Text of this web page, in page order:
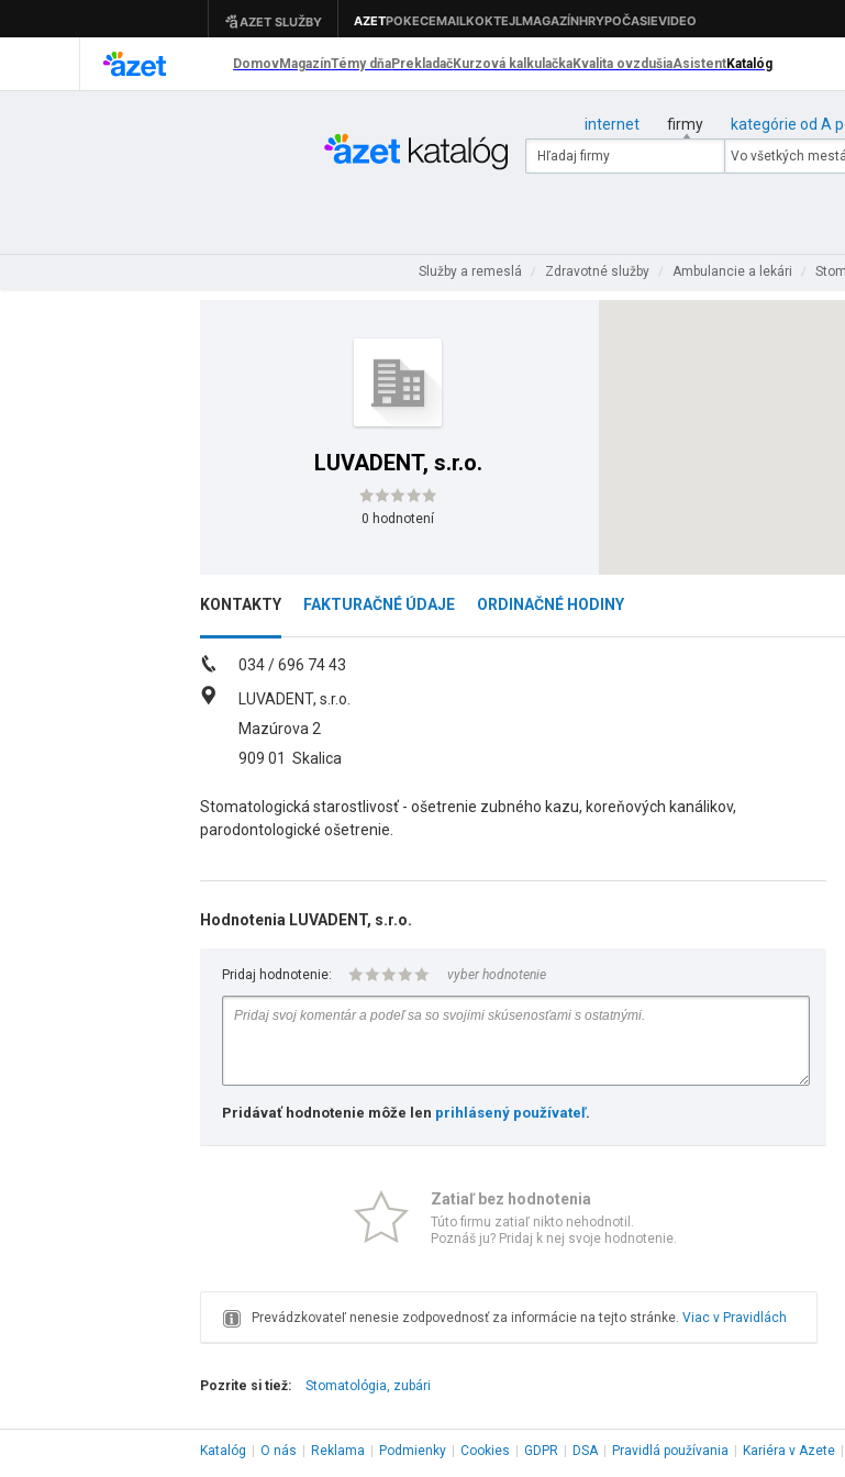
internet firmy kategórie od A
Služby a remeslá / Zdravotné služby / Ambulancie a lekári /
LUVADENT, s.r.o.
0 hodnotení
KONTAKTY FAKTURAČNÉ ÚDAJE ORDINAČNÉ HODINY
034 / 696 74 43
LUVADENT, s.r.o.
Mazúrova 2
909 01 Skalica
Stomatologická starostlivosť - ošetrenie zubného kazu, koreňových kanálikov,
parodontologické ošetrenie.
Hodnotenia LUVADENT, s.r.o.
Pridaj hodnotenie: vyber hodnotenie
Pridávať hodnotenie môže len prihlásený používateľ.
Zatiaľ bez hodnotenia
Túto firmu zatiaľ nikto nehodnotil.
Poznáš ju? Pridaj k nej svoje hodnotenie.
Prevádzkovateľ nenesie zodpovednosť za informácie na tejto stránke. Viac v Pravidlách
Pozrite si tiež: Stomatológia, zubári
Katalóg O nás Reklama Podmienky Cookies GDPR DSA Pravidlá používania Kariéra v Azete